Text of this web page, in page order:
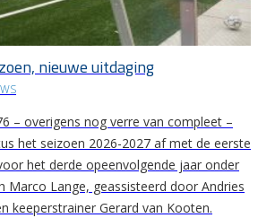
nieuwe uitdaging
– overigens nog verre van compleet –
het seizoen 2026-2027 af met de eerste
het derde opeenvolgende jaar onder
Marco Lange, geassisteerd door Andries
keeperstrainer Gerard van Kooten.